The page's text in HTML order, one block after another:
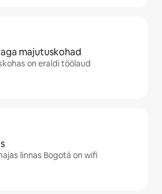
majutuskohad
on eraldi töölaud
linnas Bogotá on wifi